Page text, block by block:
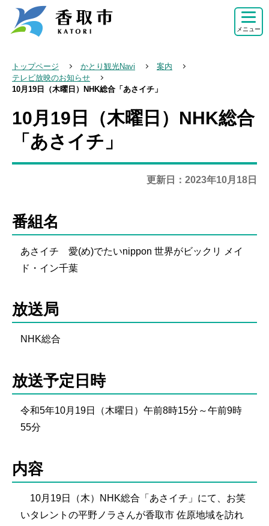
メニュー
トップページ かとり観光Navi
案内
テレビ放映のお知らせ
10月19日（木曜日）NHK総合「あさイチ」
本
こ
10月19日（木曜日）NHK総合
「あさイチ」
更新日：2023年10月18日
番組名
あさイチ 愛(め)でたいnippon 世界がビックリ メイ
ド・イン千葉
放送局
NHK総合
放送予定日時
令和5年10月19日（木曜日）午前8時15分～午前9時
55分
内容
10月19日（木）NHK総合「あさイチ」にて、お笑
いタレントの平野ノラさんが香取市 佐原地域を訪れ